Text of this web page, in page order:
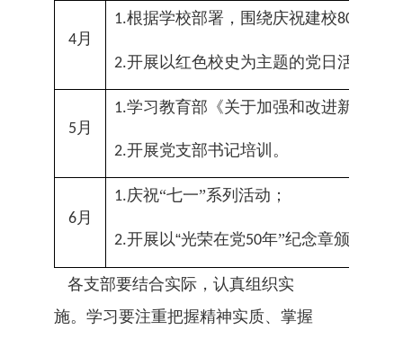
4月
1.根据学校部署 ，围绕庆祝建校80
2.开展以红色校史为主题的党日活动
5 月
1.学习教育部《关于加强和改进新时代
2.开展党支部书记培训。
6月
1.庆祝“七一”系列活动；
2.开展以“光荣在党50年”纪念章颁发
各支部要结合实际， 认真组织实
施。 学习要注重把握精神实质、掌握